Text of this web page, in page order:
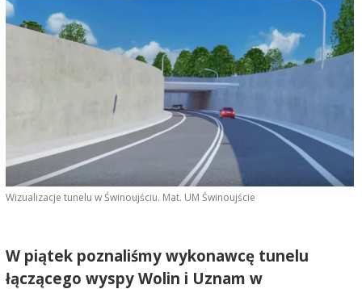
Wizualizacje tunelu w Świnoujściu. Mat. UM Świnoujście
W piątek poznaliśmy wykonawcę tunelu
łączącego wyspy Wolin i Uznam w